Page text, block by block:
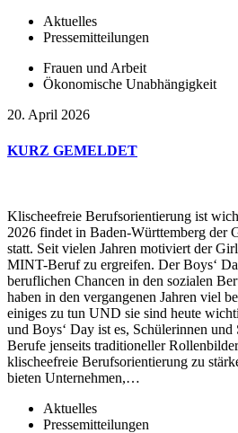
Aktuelles
Pressemitteilungen
Frauen und Arbeit
Ökonomische Unabhängigkeit
20. April 2026
KURZ GEMELDET
Klischeefreie Berufsorientierung ist
2026 findet in Baden-Württemberg der
statt. Seit vielen Jahren motiviert der
MINT-Beruf zu ergreifen. Der Boys‘
beruflichen Chancen in den sozialen
haben in den vergangenen Jahren viel
einiges zu tun UND sie sind heute
und Boys‘ Day ist es, Schülerinnen
Berufe jenseits traditioneller
klischeefreie Berufsorientierung zu
bieten Unternehmen,…
Aktuelles
Pressemitteilungen